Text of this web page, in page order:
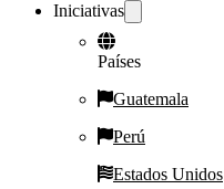
Iniciativas
Países
Guatemala
Perú
Estados Unidos